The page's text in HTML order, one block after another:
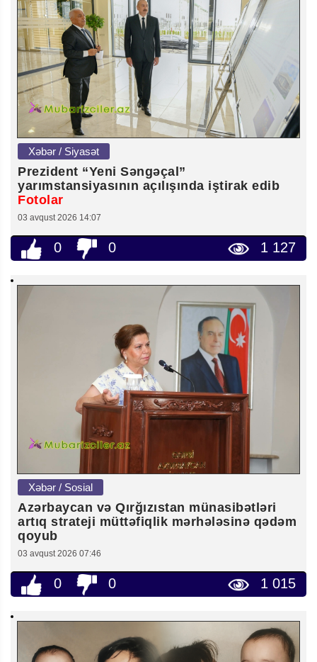
Xəbər / Siyasət
Prezident “Yeni Səngəçal”
yarımstansiyasının açılışında iştirak edib
Fotolar
03 avqust 2026 14:07
0 0 1 127
Xəbər / Sosial
Azərbaycan və Qırğızıstan münasibətləri
artıq strateji müttəfiqlik mərhələsinə qədəm
qoyub
03 avqust 2026 07:46
0 0 1 015